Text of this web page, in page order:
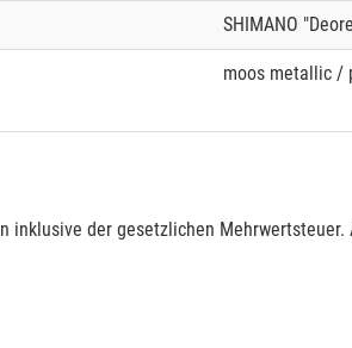
SHIMANO
moos metallic /
inklusive der gesetzlichen